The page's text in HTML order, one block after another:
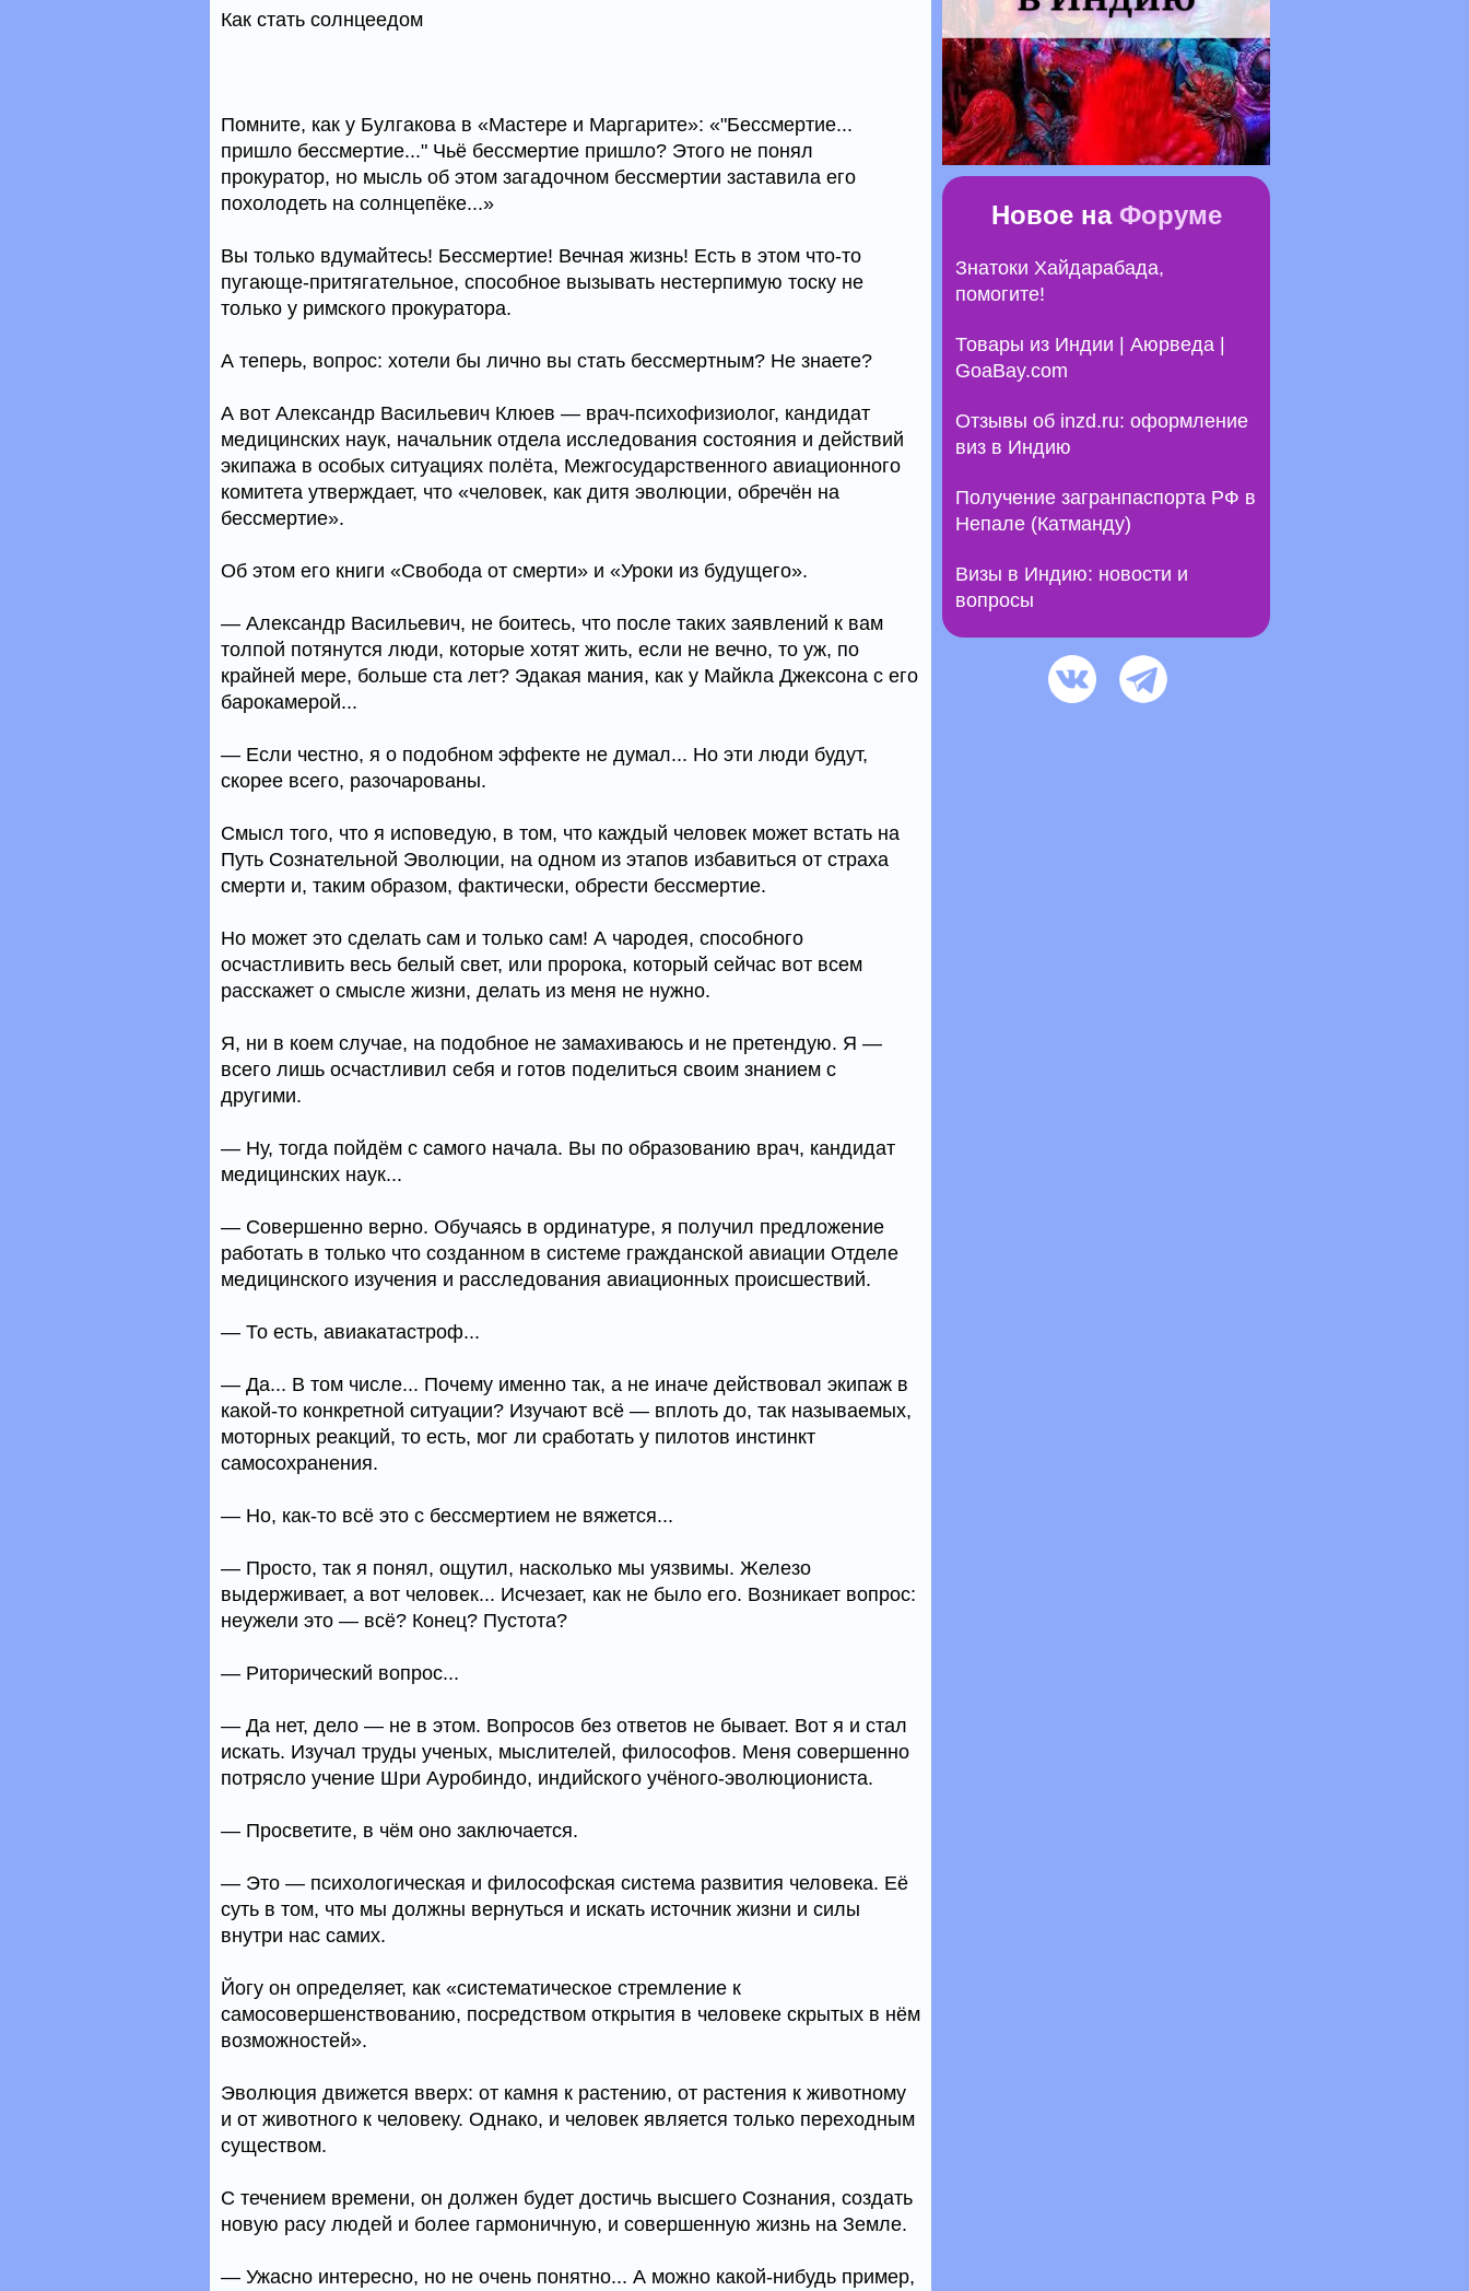
Как стать солнцеедом
Помните, как у Булгакова в «Мастере и Маргарите»: «"Бессмертие...
пришло бессмертие..." Чьё бессмертие пришло? Этого не понял
прокуратор, но мысль об этом загадочном бессмертии заставила его
похолодеть на солнцепёке...»
Вы только вдумайтесь! Бессмертие! Вечная жизнь! Есть в этом что-то
пугающе-притягательное, способное вызывать нестерпимую тоску не
только у римского прокуратора.
А теперь, вопрос: хотели бы лично вы стать бессмертным? Не знаете?
А вот Александр Васильевич Клюев — врач-психофизиолог, кандидат
медицинских наук, начальник отдела исследования состояния и действий
экипажа в особых ситуациях полёта, Межгосударственного авиационного
комитета утверждает, что «человек, как дитя эволюции, обречён на
бессмертие».
Об этом его книги «Свобода от смерти» и «Уроки из будущего».
— Александр Васильевич, не боитесь, что после таких заявлений к вам
толпой потянутся люди, которые хотят жить, если не вечно, то уж, по
крайней мере, больше ста лет? Эдакая мания, как у Майкла Джексона с его
барокамерой...
— Если честно, я о подобном эффекте не думал... Но эти люди будут,
скорее всего, разочарованы.
Смысл того, что я исповедую, в том, что каждый человек может встать на
Путь Сознательной Эволюции, на одном из этапов избавиться от страха
смерти и, таким образом, фактически, обрести бессмертие.
Но может это сделать сам и только сам! А чародея, способного
осчастливить весь белый свет, или пророка, который сейчас вот всем
расскажет о смысле жизни, делать из меня не нужно.
Я, ни в коем случае, на подобное не замахиваюсь и не претендую. Я —
всего лишь осчастливил себя и готов поделиться своим знанием с
другими.
— Ну, тогда пойдём с самого начала. Вы по образованию врач, кандидат
медицинских наук...
— Совершенно верно. Обучаясь в ординатуре, я получил предложение
работать в только что созданном в системе гражданской авиации Отделе
медицинского изучения и расследования авиационных происшествий.
— То есть, авиакатастроф...
— Да... В том числе... Почему именно так, а не иначе действовал экипаж в
какой-то конкретной ситуации? Изучают всё — вплоть до, так называемых,
моторных реакций, то есть, мог ли сработать у пилотов инстинкт
самосохранения.
— Но, как-то всё это с бессмертием не вяжется...
— Просто, так я понял, ощутил, насколько мы уязвимы. Железо
выдерживает, а вот человек... Исчезает, как не было его. Возникает вопрос:
неужели это — всё? Конец? Пустота?
— Риторический вопрос...
— Да нет, дело — не в этом. Вопросов без ответов не бывает. Вот я и стал
искать. Изучал труды ученых, мыслителей, философов. Меня совершенно
потрясло учение Шри Ауробиндо, индийского учёного-эволюциониста.
— Просветите, в чём оно заключается.
— Это — психологическая и философская система развития человека. Её
суть в том, что мы должны вернуться и искать источник жизни и силы
внутри нас самих.
Йогу он определяет, как «систематическое стремление к
самосовершенствованию, посредством открытия в человеке скрытых в нём
возможностей».
Эволюция движется вверх: от камня к растению, от растения к животному
и от животного к человеку. Однако, и человек является только переходным
существом.
С течением времени, он должен будет достичь высшего Сознания, создать
новую расу людей и более гармоничную, и совершенную жизнь на Земле.
— Ужасно интересно, но не очень понятно... А можно какой-нибудь пример,
Новое на Форуме
Знатоки Хайдарабада,
помогите!
Товары из Индии | Аюрведа |
GoaBay.com
Отзывы об inzd.ru: оформление
виз в Индию
Получение загранпаспорта РФ в
Непале (Катманду)
Визы в Индию: новости и
вопросы